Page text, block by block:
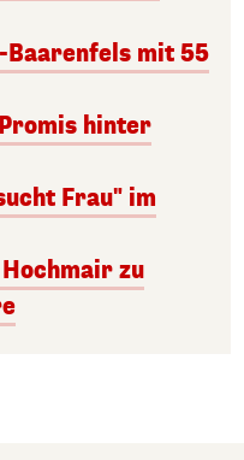
Baarenfels mit 55
hinter
Frau" im
zu